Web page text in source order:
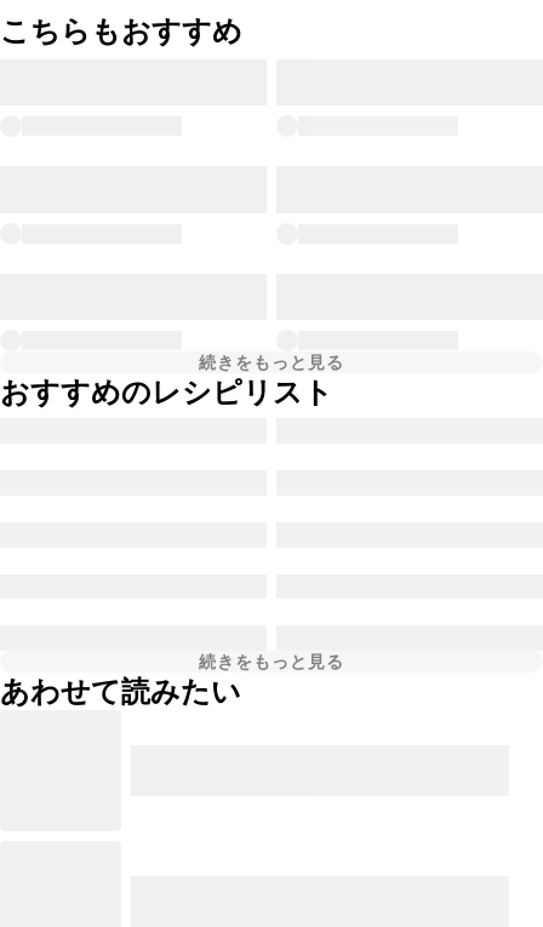
こちらもおすすめ
続きをもっと見る
おすすめのレシピリスト
続きをもっと見る
あわせて読みたい